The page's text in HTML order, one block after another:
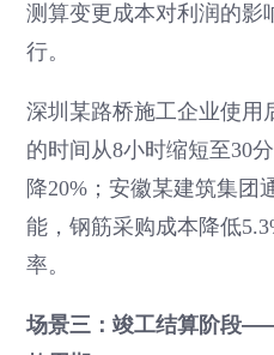
测算变更成本对利润的影
行。
深圳某路桥施工企业使用
的时间从8小时缩短至30
降20%；安徽某建筑集团
能，钢筋采购成本降低
率。
场景三：竣工结算阶段